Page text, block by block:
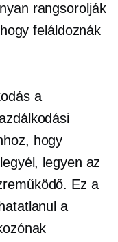
rangsorolják
feláldoznák
a
hogy
legyen az
Ez a
a